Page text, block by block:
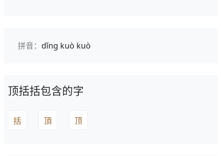
拼音： dǐng kuò kuò
顶括括包含的字
括 頂 顶